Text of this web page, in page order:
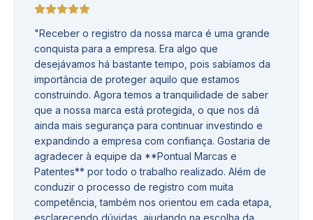
"Receber o registro da nossa marca é uma grande
conquista para a empresa. Era algo que
desejávamos há bastante tempo, pois sabíamos da
importância de proteger aquilo que estamos
construindo. Agora temos a tranquilidade de saber
que a nossa marca está protegida, o que nos dá
ainda mais segurança para continuar investindo e
expandindo a empresa com confiança. Gostaria de
agradecer à equipe da **Pontual Marcas e
Patentes** por todo o trabalho realizado. Além de
conduzir o processo de registro com muita
competência, também nos orientou em cada etapa,